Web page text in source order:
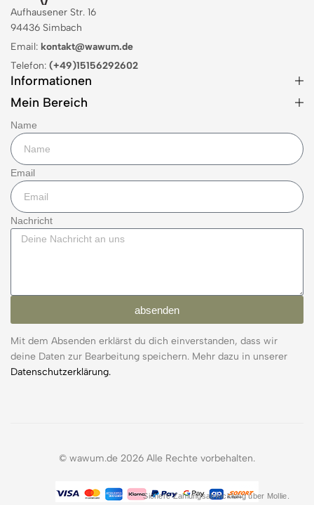
Aufhausener Str. 16
94436 Simbach
Email: kontakt@wawum.de
Telefon: (+49)15156292602
Informationen
Mein Bereich
Name
Email
Nachricht
absenden
Mit dem Absenden erklärst du dich einverstanden, dass wir
deine Daten zur Bearbeitung speichern. Mehr dazu in unserer
Datenschutzerklärung.
© wawum.de 2026 Alle Rechte vorbehalten.
Sichere Zahlungsabwicklung über Mollie.